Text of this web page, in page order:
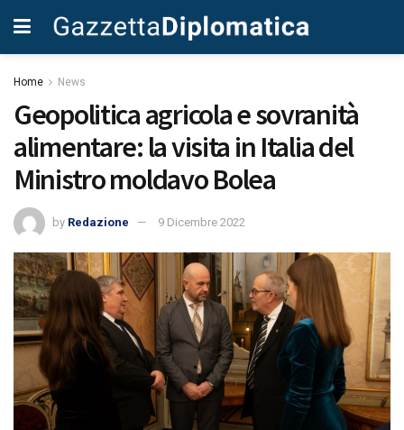
Home News
Geopolitica agricola e sovranità
alimentare: la visita in Italia del
Ministro moldavo Bolea
by Redazione 9 Dicembre 2022